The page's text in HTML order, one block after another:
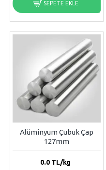
SEPETE EKLE
Alüminyum Çubuk Çap
127mm
0.0TL/kg